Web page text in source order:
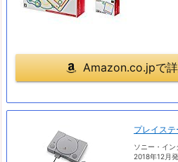
Amazon.co.jpで
プレイス
ソニー・イ
2018年12月